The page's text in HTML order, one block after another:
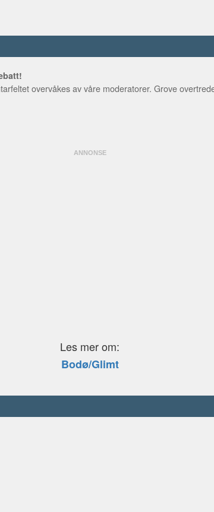
overvåkes av våre moderatorer. Grove
Les mer om:
Bodø/Glimt